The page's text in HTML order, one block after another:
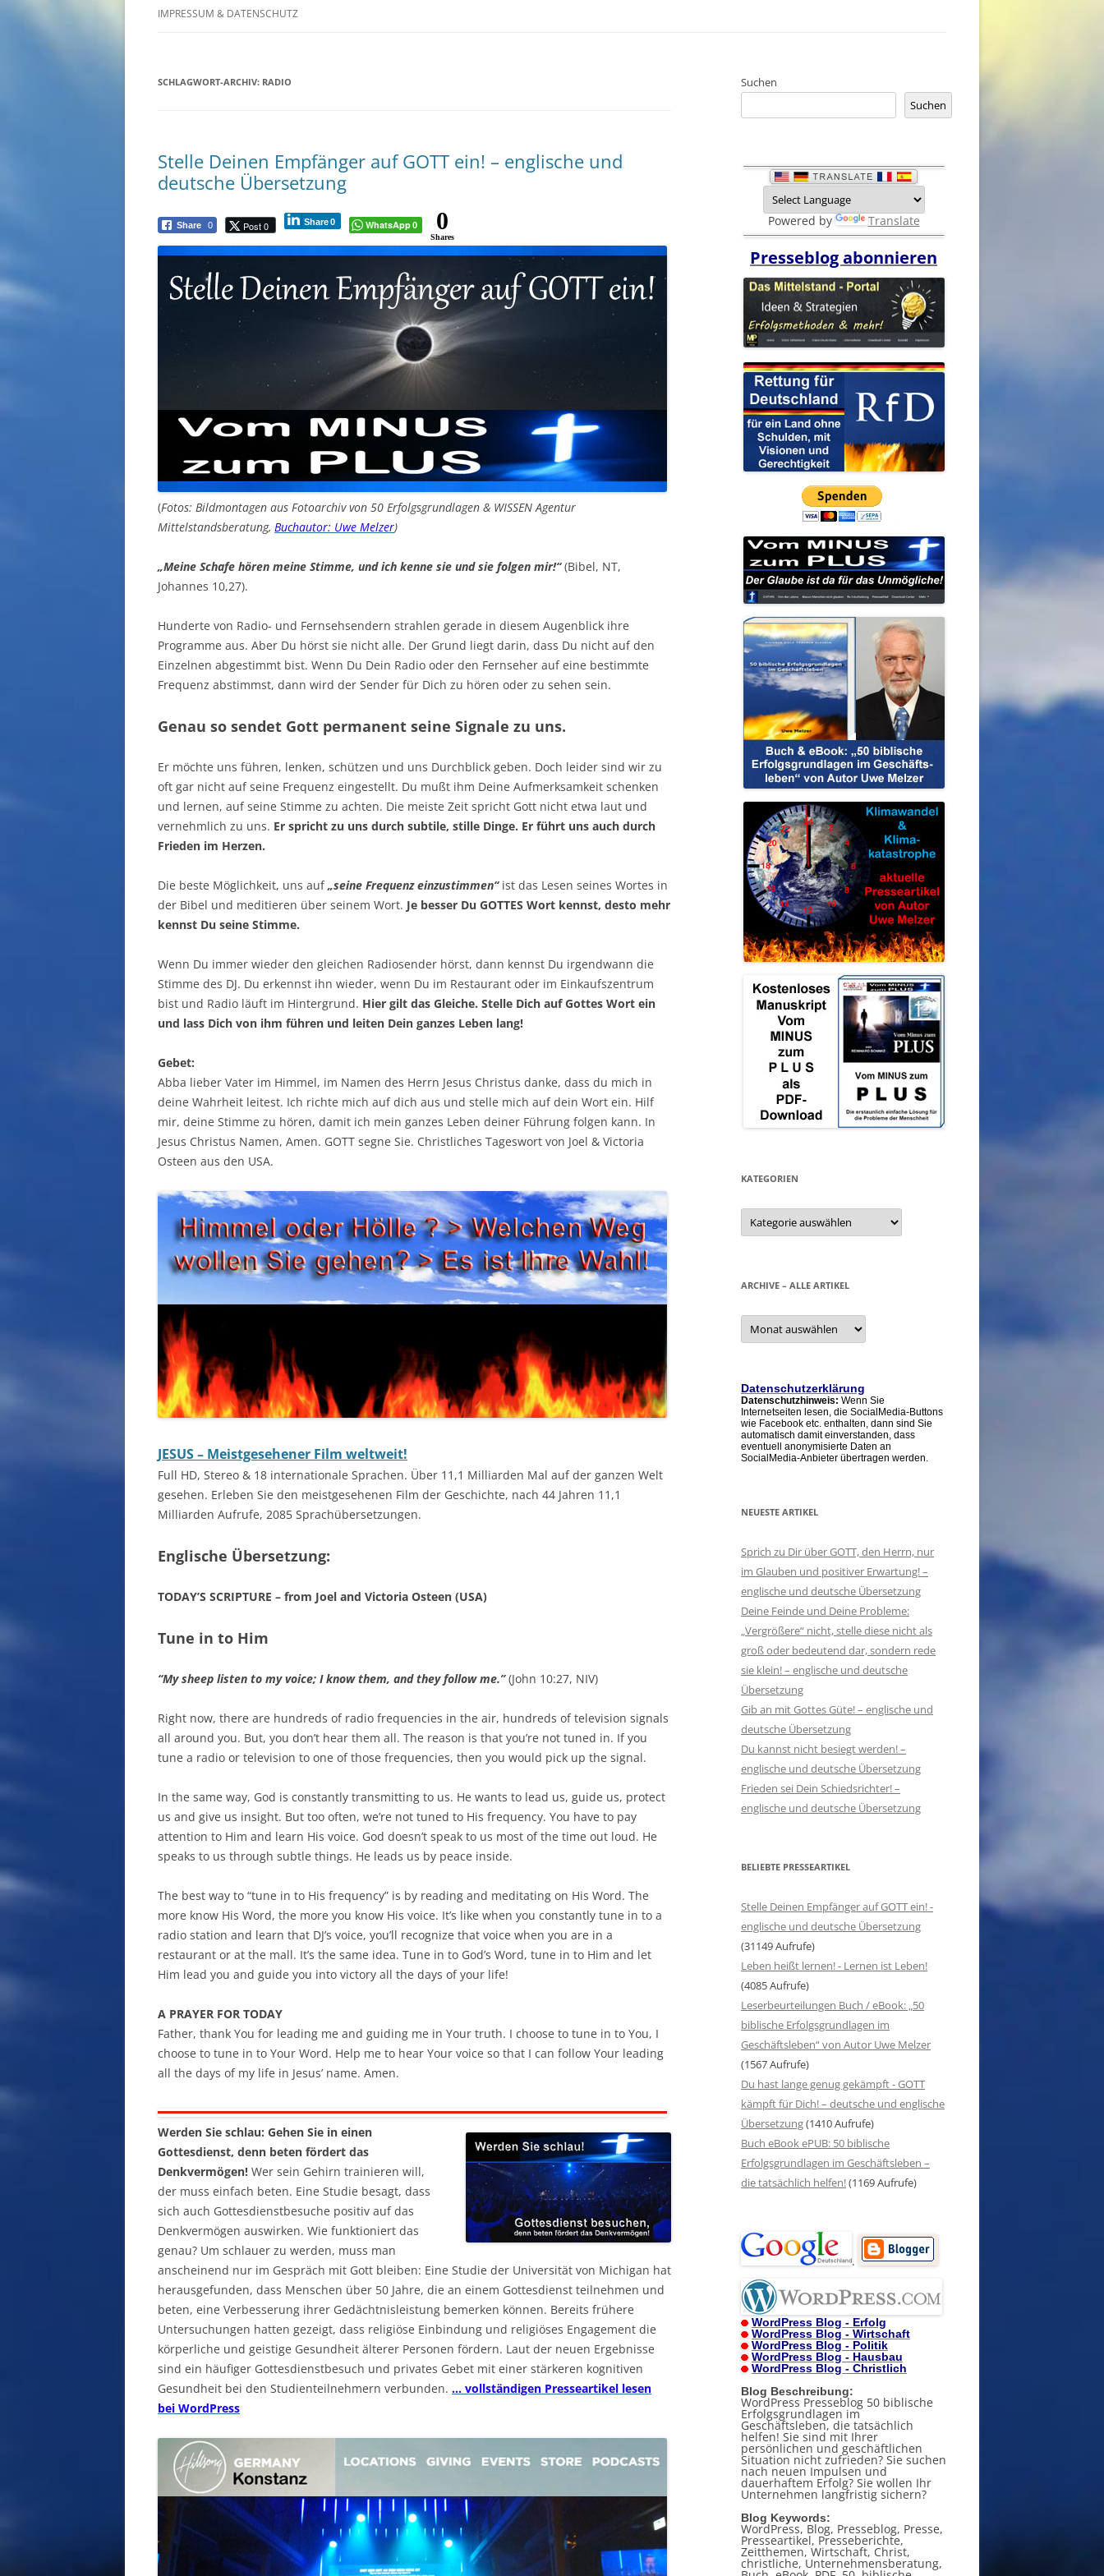
IMPRESSUM & DATENSCHUTZ
SCHLAGWORT-ARCHIV: RADIO
Stelle Deinen Empfänger auf GOTT ein! – englische und
deutsche Übersetzung
Share 0 Post 0 Share0 WhatsApp0 0
Shares
(Fotos: Bildmontagen aus Fotoarchiv von 50 Erfolgsgrundlagen & WISSEN Agentur
Mittelstandsberatung, Buchautor: Uwe Melzer)
„Meine Schafe hören meine Stimme, und ich kenne sie und sie folgen mir!“(Bibel, NT,
Johannes 10,27).
Hunderte von Radio- und Fernsehsendern strahlen gerade in diesem Augenblick ihre
Programme aus. Aber Du hörst sie nicht alle. Der Grund liegt darin, dass Du nicht auf den
Einzelnen abgestimmt bist. Wenn Du Dein Radio oder den Fernseher auf eine bestimmte
Frequenz abstimmst, dann wird der Sender für Dich zu hören oder zu sehen sein.
Genau so sendet Gott permanent seine Signale zu uns.
Er möchte uns führen, lenken, schützen und uns Durchblick geben. Doch leider sind wir zu
oft gar nicht auf seine Frequenz eingestellt. Du mußt ihm Deine Aufmerksamkeit schenken
und lernen, auf seine Stimme zu achten. Die meiste Zeit spricht Gott nicht etwa laut und
vernehmlich zu uns. Er spricht zu uns durch subtile, stille Dinge. Er führt uns auch durch
Frieden im Herzen.
Die beste Möglichkeit, uns auf„seine Frequenz einzustimmen“ist das Lesen seines Wortes in
der Bibel und meditieren über seinem Wort. Je besser Du GOTTES Wort kennst, desto mehr
kennst Du seine Stimme.
Wenn Du immer wieder den gleichen Radiosender hörst, dann kennst Du irgendwann die
Stimme des DJ. Du erkennst ihn wieder, wenn Du im Restaurant oder im Einkaufszentrum
bist und Radio läuft im Hintergrund. Hier gilt das Gleiche. Stelle Dich auf Gottes Wort ein
und lass Dich von ihm führen und leiten Dein ganzes Leben lang!
Gebet:
Abba lieber Vater im Himmel, im Namen des Herrn Jesus Christus danke, dass du mich in
deine Wahrheit leitest. Ich richte mich auf dich aus und stelle mich auf dein Wort ein. Hilf
mir, deine Stimme zu hören, damit ich mein ganzes Leben deiner Führung folgen kann. In
Jesus Christus Namen, Amen. GOTT segne Sie. Christliches Tageswort von Joel & Victoria
Osteen aus den USA.
JESUS – Meistgesehener Film weltweit!
Full HD, Stereo & 18 internationale Sprachen. Über 11,1 Milliarden Mal auf der ganzen Welt
gesehen. Erleben Sie den meistgesehenen Film der Geschichte, nach 44 Jahren 11,1
Milliarden Aufrufe, 2085 Sprachübersetzungen.
Englische Übersetzung:
TODAY’S SCRIPTURE – from Joel and Victoria Osteen (USA)
Tune in to Him
“My sheep listen to my voice; I know them, and they follow me.”(John 10:27, NIV)
Right now, there are hundreds of radio frequencies in the air, hundreds of television signals
all around you. But, you don’t hear them all. The reason is that you’re not tuned in. If you
tune a radio or television to one of those frequencies, then you would pick up the signal.
In the same way, God is constantly transmitting to us. He wants to lead us, guide us, protect
us and give us insight. But too often, we’re not tuned to His frequency. You have to pay
attention to Him and learn His voice. God doesn’t speak to us most of the time out loud. He
speaks to us through subtle things. He leads us by peace inside.
The best way to “tune in to His frequency” is by reading and meditating on His Word. The
more know His Word, the more you know His voice. It’s like when you constantly tune in to a
radio station and learn that DJ’s voice, you’ll recognize that voice when you are in a
restaurant or at the mall. It’s the same idea. Tune in to God’s Word, tune in to Him and let
Him lead you and guide you into victory all the days of your life!
A PRAYER FOR TODAY
Father, thank You for leading me and guiding me in Your truth. I choose to tune in to You, I
choose to tune in to Your Word. Help me to hear Your voice so that I can follow Your leading
all the days of my life in Jesus’ name. Amen.
Werden Sie schlau: Gehen Sie in einen
Gottesdienst, denn beten fördert das
Denkvermögen! Wer sein Gehirn trainieren will,
der muss einfach beten. Eine Studie besagt, dass
sich auch Gottesdienstbesuche positiv auf das
Denkvermögen auswirken. Wie funktioniert das
genau? Um schlauer zu werden, muss man
anscheinend nur im Gespräch mit Gott bleiben: Eine Studie der Universität von Michigan hat
herausgefunden, dass Menschen über 50 Jahre, die an einem Gottesdienst teilnehmen und
beten, eine Verbesserung ihrer Gedächtnisleistung bemerken können. Bereits frühere
Untersuchungen hatten gezeigt, dass religiöse Einbindung und religiöses Engagement die
körperliche und geistige Gesundheit älterer Personen fördern. Laut der neuen Ergebnisse
sind ein häufiger Gottesdienstbesuch und privates Gebet mit einer stärkeren kognitiven
Gesundheit bei den Studienteilnehmern verbunden. … vollständigen Presseartikel lesen
bei WordPress
Suchen
Suchen
Powered by Translate
Presseblog abonnieren
KATEGORIEN
Kategorien
ARCHIVE – ALLE ARTIKEL
Archive
alle
Datenschutzerklärung
Datenschutzhinweis: Wenn Sie
Internetseiten lesen, die SocialMedia-Buttons
wie Facebook etc. enthalten, dann sind Sie
automatisch damit einverstanden, dass
eventuell anonymisierte Daten an
SocialMedia-Anbieter übertragen werden.
NEUESTE ARTIKEL
Sprich zu Dir über GOTT, den Herrn, nur
im Glauben und positiver Erwartung! –
englische und deutsche Übersetzung
Deine Feinde und Deine Probleme:
„Vergrößere“ nicht, stelle diese nicht als
groß oder bedeutend dar, sondern rede
sie klein! – englische und deutsche
Übersetzung
Gib an mit Gottes Güte! – englische und
deutsche Übersetzung
Du kannst nicht besiegt werden! –
englische und deutsche Übersetzung
Frieden sei Dein Schiedsrichter! –
englische und deutsche Übersetzung
BELIEBTE PRESSEARTIKEL
Stelle Deinen Empfänger auf GOTT ein! -
englische und deutsche Übersetzung
(31149 Aufrufe)
Leben heißt lernen! - Lernen ist Leben!
(4085 Aufrufe)
Leserbeurteilungen Buch / eBook: „50
biblische Erfolgsgrundlagen im
Geschäftsleben“ von Autor Uwe Melzer
(1567 Aufrufe)
Du hast lange genug gekämpft - GOTT
kämpft für Dich! – deutsche und englische
Übersetzung(1410 Aufrufe)
Buch eBook ePUB: 50 biblische
Erfolgsgrundlagen im Geschäftsleben –
die tatsächlich helfen!(1169 Aufrufe)
.
WordPress Blog - Erfolg
WordPress Blog - Wirtschaft
WordPress Blog - Politik
WordPress Blog - Hausbau
WordPress Blog - Christlich
Blog Beschreibung:
WordPress Presseblog 50 biblische
Erfolgsgrundlagen im
Geschäftsleben, die tatsächlich
helfen! Sie sind mit Ihrer
persönlichen und geschäftlichen
Situation nicht zufrieden? Sie suchen
nach neuen Impulsen und
dauerhaftem Erfolg? Sie wollen Ihr
Unternehmen langfristig sichern?
Blog Keywords:
WordPress, Blog, Presseblog, Presse,
Presseartikel, Presseberichte,
Zeitthemen, Wirtschaft, Christ,
christliche, Unternehmensberatung,